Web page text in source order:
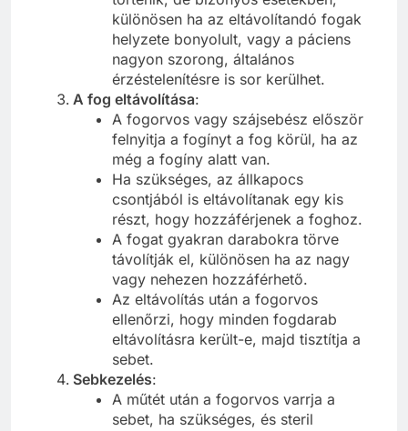
különösen ha az eltávolítandó fogak
helyzete bonyolult, vagy a páciens
nagyon szorong, általános
érzéstelenítésre is sor kerülhet.
A fog eltávolítása:
A fogorvos vagy szájsebész először
felnyitja a fogínyt a fog körül, ha az
még a fogíny alatt van.
Ha szükséges, az állkapocs
csontjából is eltávolítanak egy kis
részt, hogy hozzáférjenek a foghoz.
A fogat gyakran darabokra törve
távolítják el, különösen ha az nagy
vagy nehezen hozzáférhető.
Az eltávolítás után a fogorvos
ellenőrzi, hogy minden fogdarab
eltávolításra került-e, majd tisztítja a
sebet.
Sebkezelés:
A műtét után a fogorvos varrja a
sebet, ha szükséges, és steril